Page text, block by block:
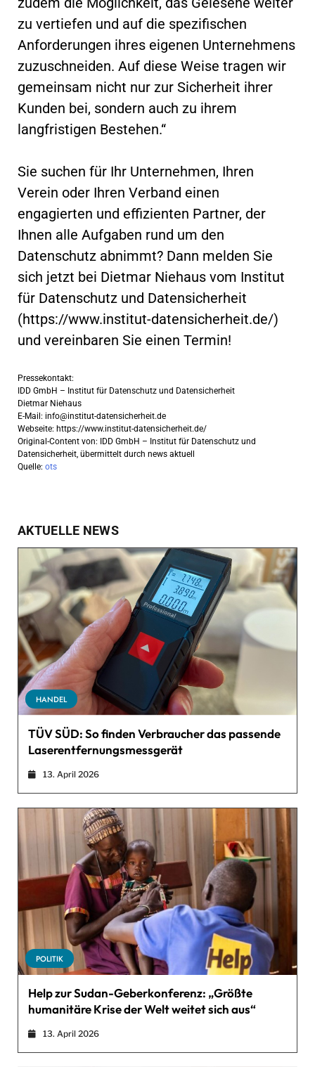
zu vertiefen und auf die spezifischen
Anforderungen ihres eigenen Unternehmens
zuzuschneiden. Auf diese Weise tragen wir
gemeinsam nicht nur zur Sicherheit ihrer
Kunden bei, sondern auch zu ihrem
langfristigen Bestehen.“
Sie suchen für Ihr Unternehmen, Ihren
Verein oder Ihren Verband einen
engagierten und effizienten Partner, der
Ihnen alle Aufgaben rund um den
Datenschutz abnimmt? Dann melden Sie
sich jetzt bei Dietmar Niehaus vom Institut
für Datenschutz und Datensicherheit
(https://www.institut-datensicherheit.de/)
und vereinbaren Sie einen Termin!
Pressekontakt:
IDD GmbH – Institut für Datenschutz und Datensicherheit
Dietmar Niehaus
E-Mail: info@institut-datensicherheit.de
Webseite: https://www.institut-datensicherheit.de/
Original-Content von: IDD GmbH – Institut für Datenschutz und
Datensicherheit, übermittelt durch news aktuell
Quelle: ots
AKTUELLE NEWS
HANDEL
TÜV SÜD: So finden Verbraucher das passende
Laserentfernungsmessgerät
13. April 2026
POLITIK
Help zur Sudan-Geberkonferenz: „Größte
humanitäre Krise der Welt weitet sich aus“
13. April 2026